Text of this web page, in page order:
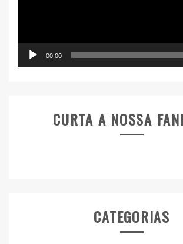
00:00
CURTA A NOSSA
CATEGORIAS